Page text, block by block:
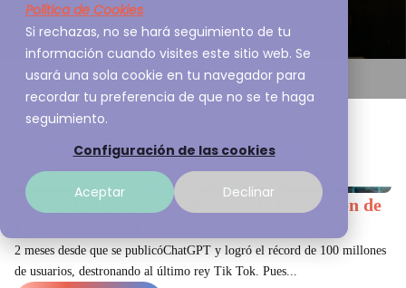
Política de Cookies
Si rechazas, no se hará seguimiento de tu
información cuando visites este sitio web. Se
usará una sola cookie en tu navegador para
recordar tu preferencia de que no se te haga
seguimiento.
Configuración de las cookies
Aceptar Declinar
Esto es lo que nos apasiona y queremos
compartirlo contigo
AI: Un Problema o Beneficio a la Operación de
2 meses desde que se publicóChatGPT y logró el récord de 100 millones
de usuarios, destronando al último rey Tik Tok. Pues...